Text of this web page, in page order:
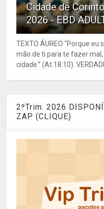
Cidade de
2026 - EBD
TEXTO ÁUREO “Porque
mão de ti para te fazer
cidade.” (At 18.10).
2ºTrim. 2026
ZAP (CLIQUE)